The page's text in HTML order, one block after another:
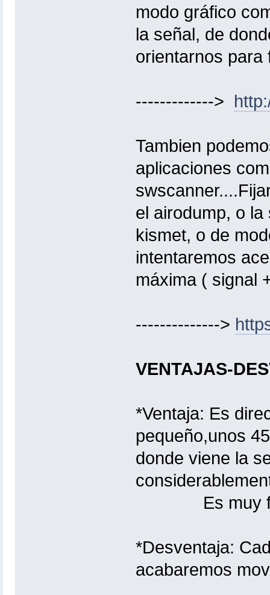
modo gráfico
la señal, de
orientarnos para
------------->
Tambien
aplicaciones
el airodump, o
kismet, o de
intentaremos
máxima ( signal
-------------->
VENTAJAS-
*Ventaja: Es
pequeño,unos
donde viene la
Es muy fácil
*Desventaja:
acabaremos